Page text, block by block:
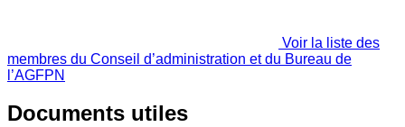
Voir la liste des
membres du Conseil d’administration et du Bureau de
l’AGFPN
Documents utiles